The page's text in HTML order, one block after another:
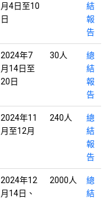
月4日至10
日
結
報
告
2024年7
月14日至
20日
30人
總
結
報
告
2024年11
月至12月
240人
總
結
報
告
2024年12
月14日、
2000人
總
結